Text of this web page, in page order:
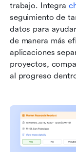
trabajo. Integra
seguimiento de
datos para
de manera más
aplicaciones
proyectos,
al progreso